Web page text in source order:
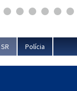
a riaditeľ odboru
Polícia